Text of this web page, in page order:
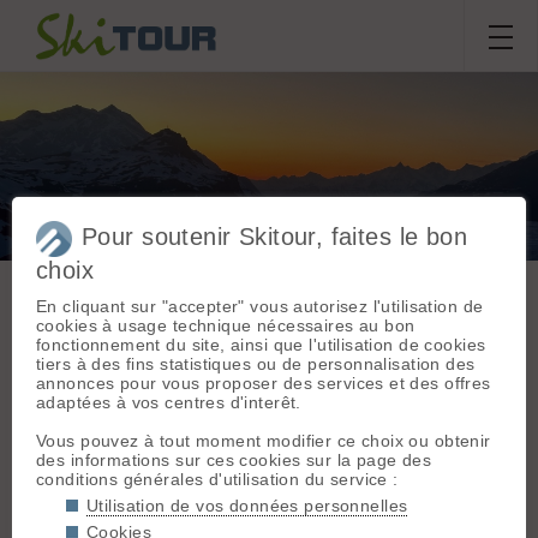
2 jours, 3 Pointes : Fours
(pas trouvé de « jeu de mots
» pourri 😅), Sana (Sauna)
Massif :Vanoise
Départ :
(1885 m)
Sortie dudimanche 24 mai
2026
Daft Gum,twobody ,
PolentaPowder,David/Gedski 123
Pour soutenir Skitour, faites le bon
choix
En cliquant sur "accepter" vous autorisez l'utilisation de
cookies à usage technique nécessaires au bon
fonctionnement du site, ainsi que l'utilisation de cookies
tiers à des fins statistiques ou de personnalisation des
annonces pour vous proposer des services et des offres
adaptées à vos centres d'interêt.
Vous pouvez à tout moment modifier ce choix ou obtenir
des informations sur ces cookies sur la page des
conditions générales d'utilisation du service :
Utilisation de vos données personnelles
Cookies